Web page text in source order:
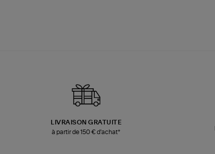
LIVRAISON GRATUITE
à partir de 150 € d'achat*